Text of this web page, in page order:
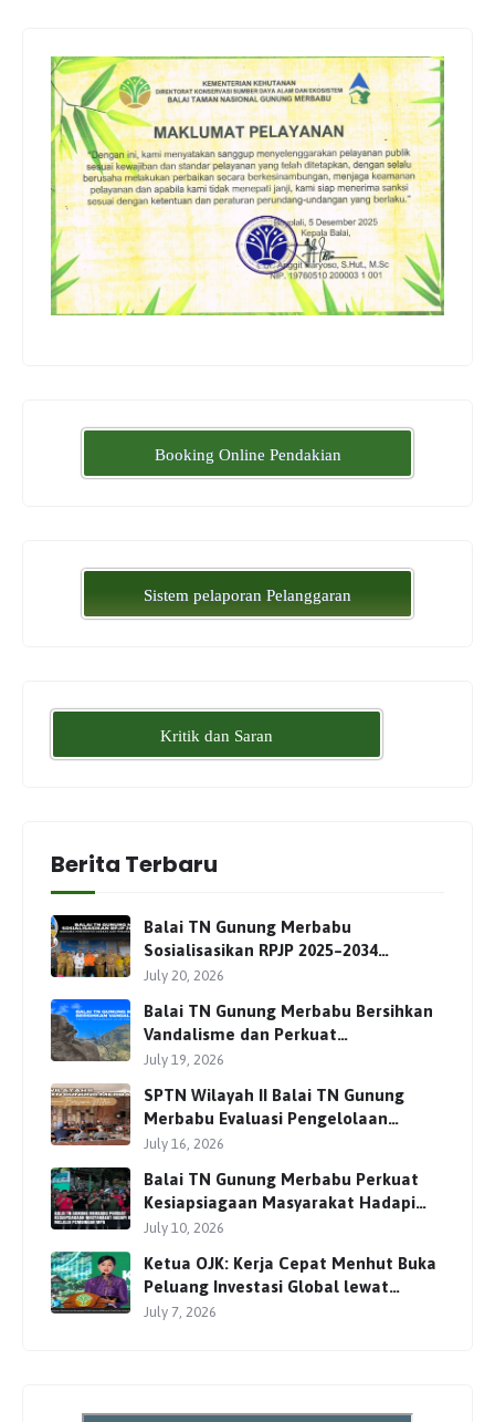
Booking Online Pendakian
Sistem pelaporan Pelanggaran
Kritik dan Saran
Berita Terbaru
Balai TN Gunung Merbabu
Sosialisasikan RPJP 2025–2034
Bersama Para Pemangku
July 20, 2026
Balai TN Gunung Merbabu Bersihkan
Vandalisme dan Perkuat
Pengamanan Jalur Pendakian
July 19, 2026
SPTN Wilayah II Balai TN Gunung
Merbabu Evaluasi Pengelolaan
Wisata Pendakian Bersama Mitra
July 16, 2026
Balai TN Gunung Merbabu Perkuat
Kesiapsiagaan Masyarakat Hadapi
Karhutla Melalui Pembinaan MPA
July 10, 2026
Ketua OJK: Kerja Cepat Menhut Buka
Peluang Investasi Global lewat
Perdagangan Karbon
July 7, 2026